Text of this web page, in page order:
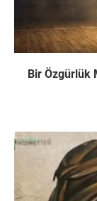
Bir Özgürlük